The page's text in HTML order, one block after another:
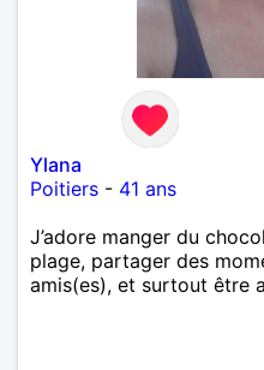
Ylana
Poitiers - 41 ans
J’adore manger du
plage, partager des
amis(es), et surtout être